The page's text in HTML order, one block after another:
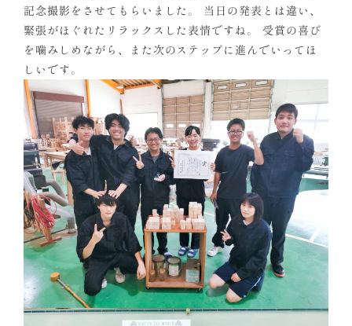
記念撮影をさせてもらいました。 当日の発表とは違い、
緊張がほぐれたリラックスした表情ですね。 受賞の喜び
を噛みしめながら、また次のステップに進んでいってほ
しいです。